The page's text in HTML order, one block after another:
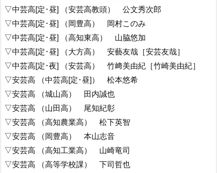
▽中芸高[定･昼] （安芸高教頭） 公文秀次郎
▽中芸高[定･昼] （岡豊高） 岡村このみ
▽中芸高[定･昼] （高知東高） 山脇悠加
▽中芸高[定･昼] （大方高） 安藝友哉［安芸友哉］
▽中芸高[定･夜] （安芸高） 竹﨑美由紀［竹崎美由紀］
▽安芸高 （中芸高[定･昼]） 松本悠希
▽安芸高 （城山高） 田内誠也
▽安芸高 （山田高） 尾知紀彰
▽安芸高 （高知農業高） 松下英智
▽安芸高 （岡豊高） 本山志音
▽安芸高 （高知工業高） 山崎竜司
▽安芸高 （高等学校課） 下司哲也